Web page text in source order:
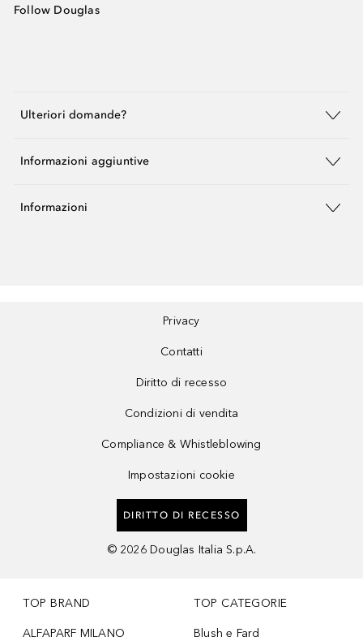
Follow Douglas
Ulteriori domande?
Informazioni aggiuntive
Informazioni
Privacy
Contatti
Diritto di recesso
Condizioni di vendita
Compliance & Whistleblowing
Impostazioni cookie
DIRITTO DI RECESSO
© 2026 Douglas Italia S.p.A.
TOP BRAND
ALFAPARF MILANO
TOP CATEGORIE
Blush e Fard